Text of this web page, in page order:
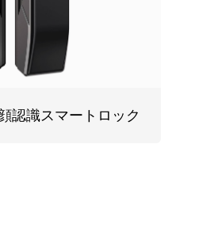
認識スマートロック